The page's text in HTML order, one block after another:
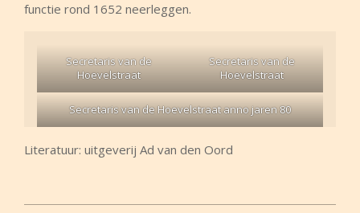
functie rond 1652 neerleggen.
Secretaris van de
Hoevelstraat
Secretaris van de
Hoevelstraat
Secretaris van de Hoevelstraat anno jaren 80
Literatuur: uitgeverij Ad van den Oord